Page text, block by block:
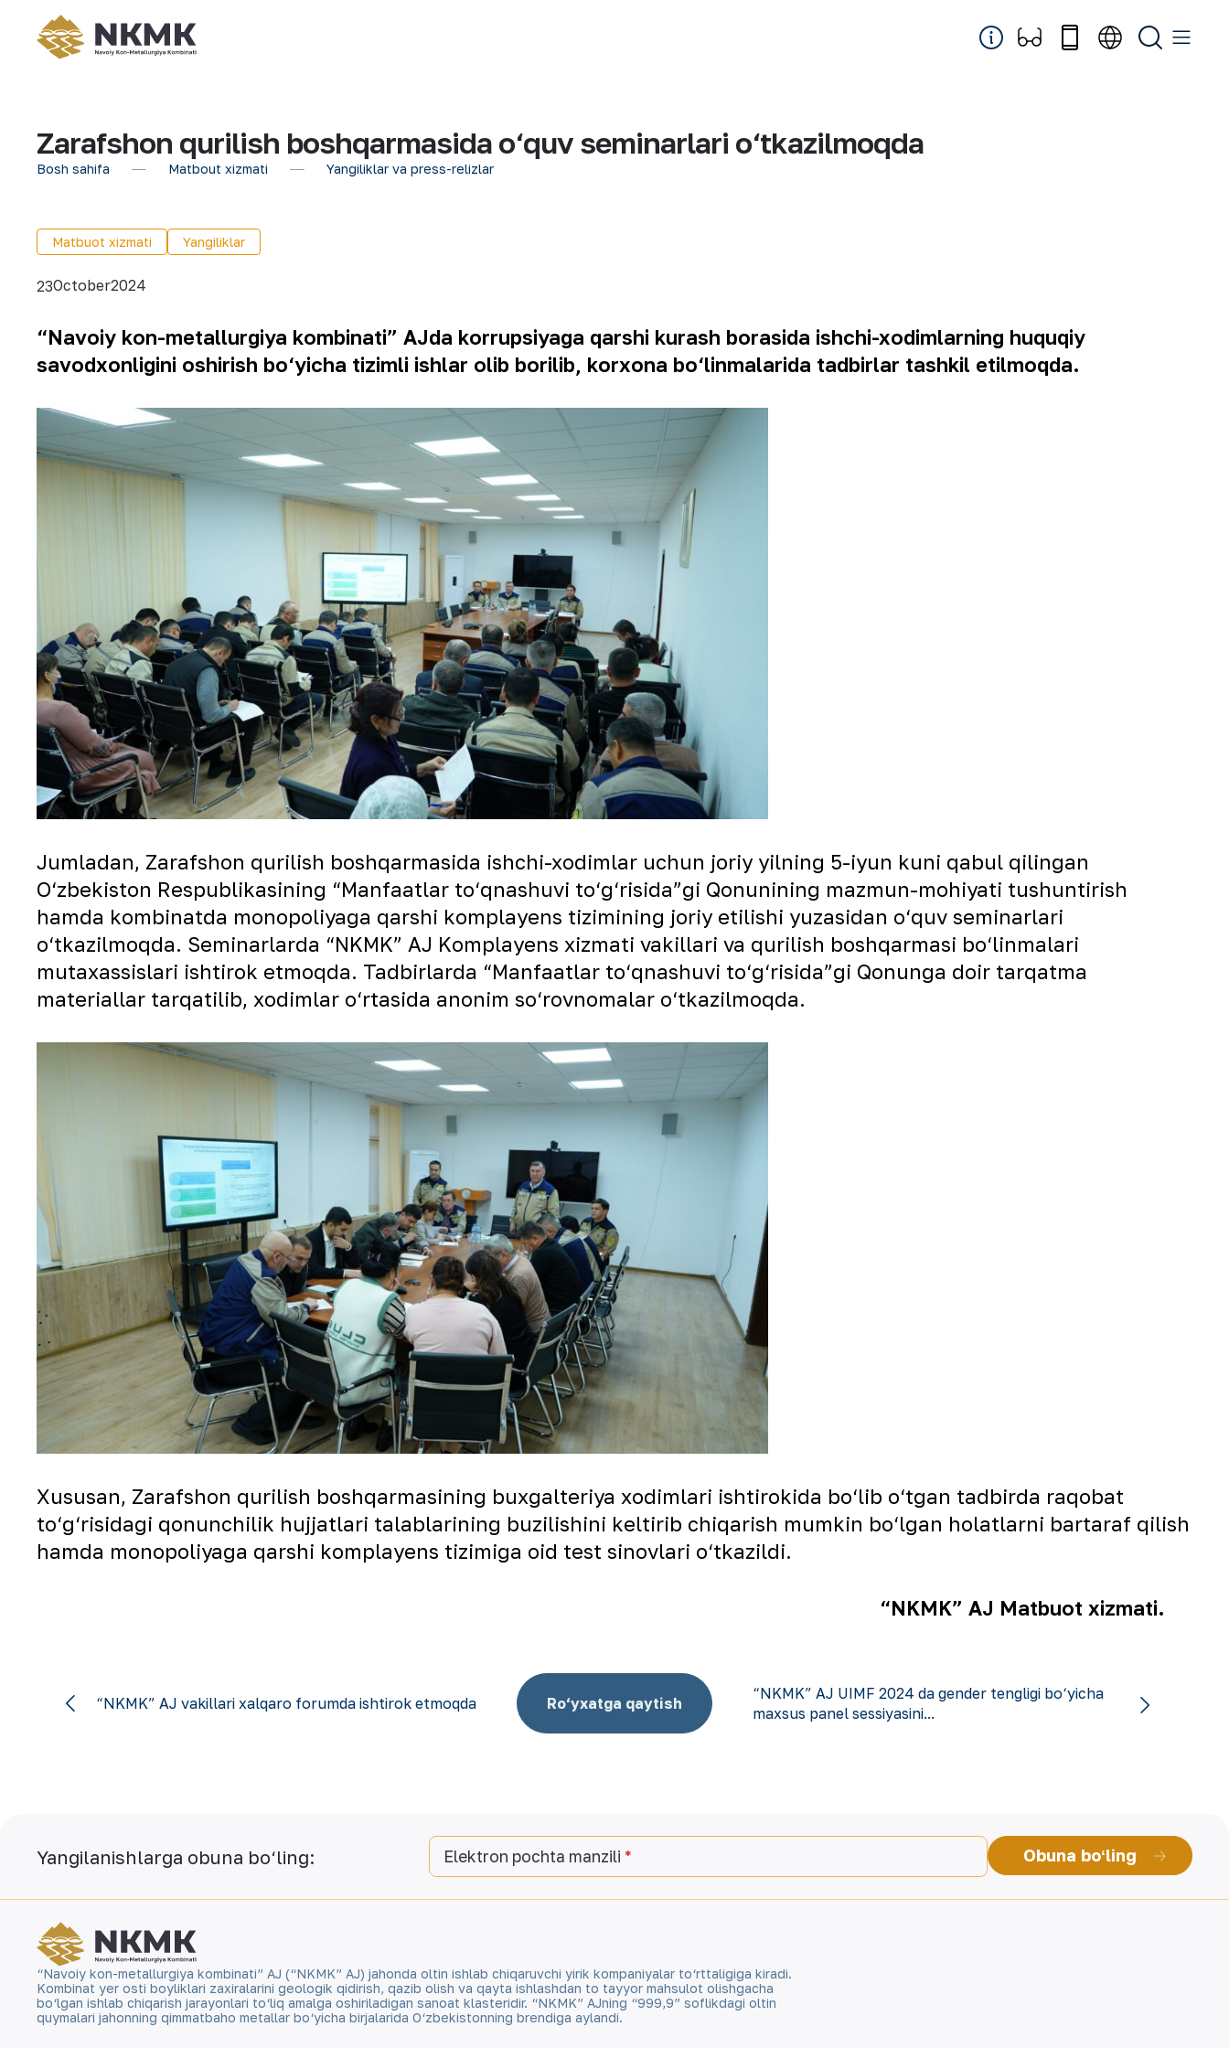
Zarafshon qurilish boshqarmasida o‘quv seminarlari o‘tkazilmoqda
Bosh sahifa Matbout xizmati Yangiliklar va press-relizlar
Matbuot xizmati Yangiliklar
23October2024
“Navoiy kon-metallurgiya kombinati” AJda korrupsiyaga qarshi kurash borasida ishchi-xodimlarning huquqiy
savodxonligini oshirish bo‘yicha tizimli ishlar olib borilib, korxona bo‘linmalarida tadbirlar tashkil etilmoqda.
Jumladan, Zarafshon qurilish boshqarmasida ishchi-xodimlar uchun joriy yilning 5-iyun kuni qabul qilingan
O‘zbekiston Respublikasining “Manfaatlar to‘qnashuvi to‘g‘risida”gi Qonunining mazmun-mohiyati tushuntirish
hamda kombinatda monopoliyaga qarshi komplayens tizimining joriy etilishi yuzasidan o‘quv seminarlari
o‘tkazilmoqda. Seminarlarda “NKMK” AJ Komplayens xizmati vakillari va qurilish boshqarmasi bo‘linmalari
mutaxassislari ishtirok etmoqda. Tadbirlarda “Manfaatlar to‘qnashuvi to‘g‘risida”gi Qonunga doir tarqatma
materiallar tarqatilib, xodimlar o‘rtasida anonim so‘rovnomalar o‘tkazilmoqda.
Xususan, Zarafshon qurilish boshqarmasining buxgalteriya xodimlari ishtirokida bo‘lib o‘tgan tadbirda raqobat
to‘g‘risidagi qonunchilik hujjatlari talablarining buzilishini keltirib chiqarish mumkin bo‘lgan holatlarni bartaraf qilish
hamda monopoliyaga qarshi komplayens tizimiga oid test sinovlari o‘tkazildi.
“NKMK” AJ Matbuot xizmati.
“NKMK” AJ vakillari xalqaro forumda ishtirok etmoqda Ro‘yxatga qaytish
“NKMK” AJ UIMF 2024 da gender tengligi bo‘yicha
maxsus panel sessiyasini...
Yangilanishlarga obuna bo‘ling: Elektron pochta manzili Obuna boʻling
“Navoiy kon-metallurgiya kombinati” AJ (“NKMK” AJ) jahonda oltin ishlab chiqaruvchi yirik kompaniyalar to‘rttaligiga kiradi.
Kombinat yer osti boyliklari zaxiralarini geologik qidirish, qazib olish va qayta ishlashdan to tayyor mahsulot olishgacha
bo‘lgan ishlab chiqarish jarayonlari to‘liq amalga oshiriladigan sanoat klasteridir. “NKMK” AJning “999,9” soflikdagi oltin
quymalari jahonning qimmatbaho metallar bo‘yicha birjalarida O‘zbekistonning brendiga aylandi.